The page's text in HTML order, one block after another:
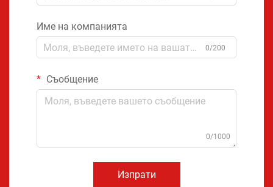
Име на компанията
0/200
Съобщение
0/1000
Изпрати